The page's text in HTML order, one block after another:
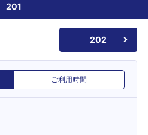
201
202
ご利用時間